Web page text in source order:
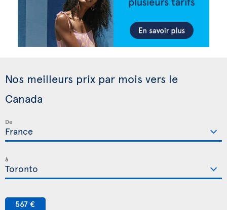
Nos meilleurs prix par mois vers le
Canada
De
à
567 €